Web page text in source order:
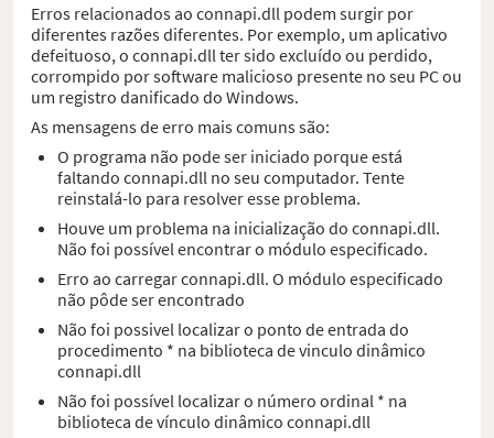
Erros relacionados ao connapi.dll podem surgir por
diferentes razões diferentes. Por exemplo, um aplicativo
defeituoso, o connapi.dll ter sido excluído ou perdido,
corrompido por software malicioso presente no seu PC ou
um registro danificado do Windows.
As mensagens de erro mais comuns são:
O programa não pode ser iniciado porque está
faltando connapi.dll no seu computador. Tente
reinstalá-lo para resolver esse problema.
Houve um problema na inicialização do connapi.dll.
Não foi possível encontrar o módulo especificado.
Erro ao carregar connapi.dll. O módulo especificado
não pôde ser encontrado
Não foi possivel localizar o ponto de entrada do
procedimento * na biblioteca de vinculo dinâmico
connapi.dll
Não foi possível localizar o número ordinal * na
biblioteca de vínculo dinâmico connapi.dll